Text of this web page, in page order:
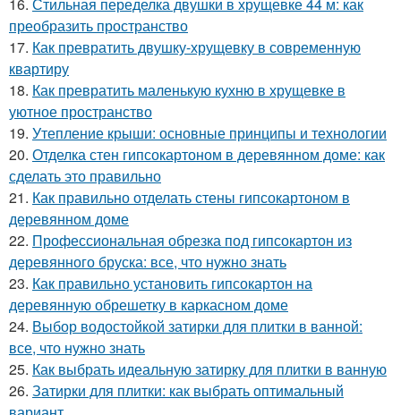
преобразить пространство
17. Как превратить двушку-хрущевку в современную
квартиру
18. Как превратить маленькую кухню в хрущевке в
уютное пространство
19. Утепление крыши: основные принципы и технологии
20. Отделка стен гипсокартоном в деревянном доме: как
сделать это правильно
21. Как правильно отделать стены гипсокартоном в
деревянном доме
22. Профессиональная обрезка под гипсокартон из
деревянного бруска: все, что нужно знать
23. Как правильно установить гипсокартон на
деревянную обрешетку в каркасном доме
24. Выбор водостойкой затирки для плитки в ванной:
все, что нужно знать
25. Как выбрать идеальную затирку для плитки в ванную
26. Затирки для плитки: как выбрать оптимальный